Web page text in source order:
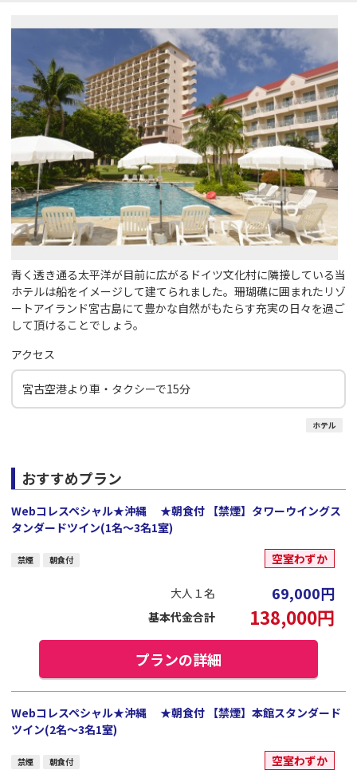
青く透き通る太平洋が目前に広がるドイツ文化村に隣接している当
ホテルは船をイメージして建てられました。珊瑚礁に囲まれたリゾ
ートアイランド宮古島にて豊かな自然がもたらす充実の日々を過ご
して頂けることでしょう。
アクセス
宮古空港より車・タクシーで15分
ホテル
おすすめプラン
Webコレスペシャル★沖縄 ★朝食付 【禁煙】タワーウイングス
タンダードツイン(1名～3名1室)
禁煙 朝食付 空室わずか
大人１名 69,000円
基本代金合計 138,000円
プランの詳細
Webコレスペシャル★沖縄 ★朝食付 【禁煙】本館スタンダード
ツイン(2名～3名1室)
禁煙 朝食付 空室わずか